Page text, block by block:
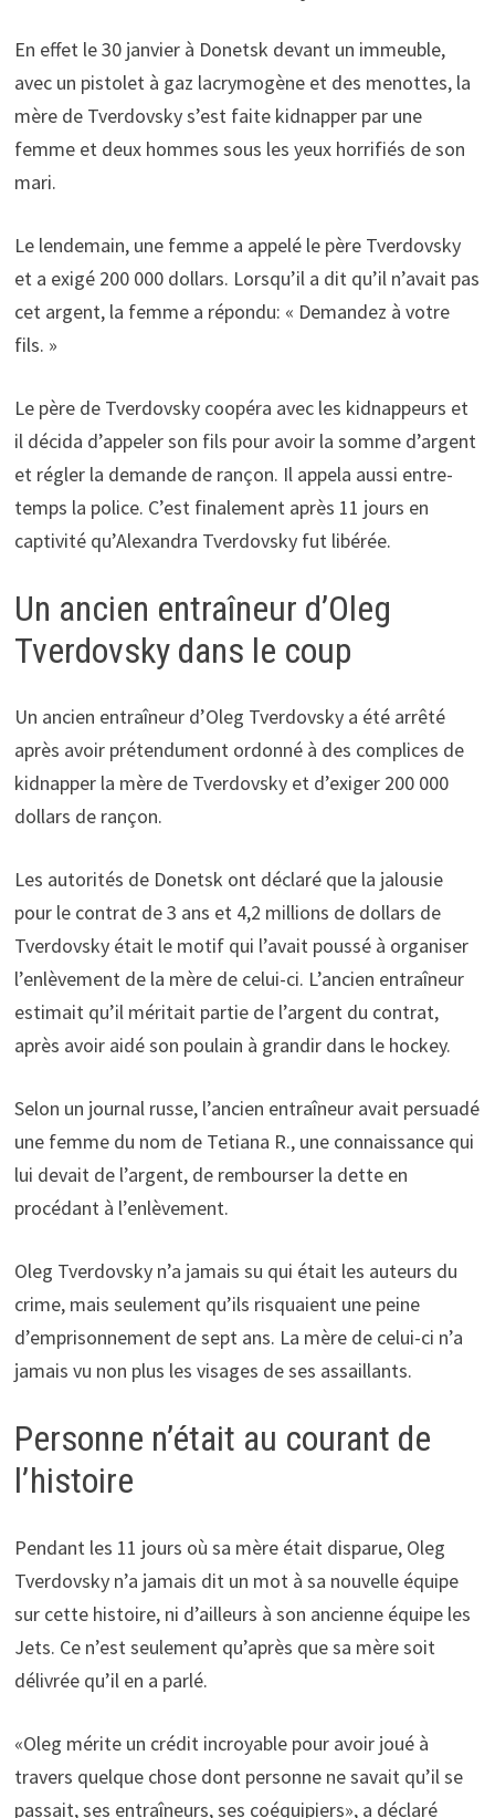
En effet le 30 janvier à Donetsk devant un immeuble,
avec un pistolet à gaz lacrymogène et des menottes, la
mère de Tverdovsky s’est faite kidnapper par une
femme et deux hommes sous les yeux horrifiés de son
mari.
Le lendemain, une femme a appelé le père Tverdovsky
et a exigé 200 000 dollars. Lorsqu’il a dit qu’il n’avait pas
cet argent, la femme a répondu: « Demandez à votre
fils. »
Le père de Tverdovsky coopéra avec les kidnappeurs et
il décida d’appeler son fils pour avoir la somme d’argent
et régler la demande de rançon. Il appela aussi entre-
temps la police. C’est finalement après 11 jours en
captivité qu’Alexandra Tverdovsky fut libérée.
Un ancien entraîneur d’Oleg
Tverdovsky dans le coup
Un ancien entraîneur d’Oleg Tverdovsky a été arrêté
après avoir prétendument ordonné à des complices de
kidnapper la mère de Tverdovsky et d’exiger 200 000
dollars de rançon.
Les autorités de Donetsk ont déclaré que la jalousie
pour le contrat de 3 ans et 4,2 millions de dollars de
Tverdovsky était le motif qui l’avait poussé à organiser
l’enlèvement de la mère de celui-ci. L’ancien entraîneur
estimait qu’il méritait partie de l’argent du contrat,
après avoir aidé son poulain à grandir dans le hockey.
Selon un journal russe, l’ancien entraîneur avait persuadé
une femme du nom de Tetiana R., une connaissance qui
lui devait de l’argent, de rembourser la dette en
procédant à l’enlèvement.
Oleg Tverdovsky n’a jamais su qui était les auteurs du
crime, mais seulement qu’ils risquaient une peine
d’emprisonnement de sept ans. La mère de celui-ci n’a
jamais vu non plus les visages de ses assaillants.
Personne n’était au courant de
l’histoire
Pendant les 11 jours où sa mère était disparue, Oleg
Tverdovsky n’a jamais dit un mot à sa nouvelle équipe
sur cette histoire, ni d’ailleurs à son ancienne équipe les
Jets. Ce n’est seulement qu’après que sa mère soit
délivrée qu’il en a parlé.
«Oleg mérite un crédit incroyable pour avoir joué à
travers quelque chose dont personne ne savait qu’il se
passait, ses entraîneurs, ses coéquipiers», a déclaré